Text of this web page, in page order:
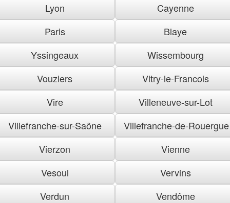
Lyon
Cayenne
Paris
Blaye
Yssingeaux
Wissembourg
Vouziers
Vitry-le-Francois
Vire
Villeneuve-sur-Lot
Villefranche-sur-Saône
Villefranche-de-Rouergue
Vierzon
Vienne
Vesoul
Vervins
Verdun
Vendôme